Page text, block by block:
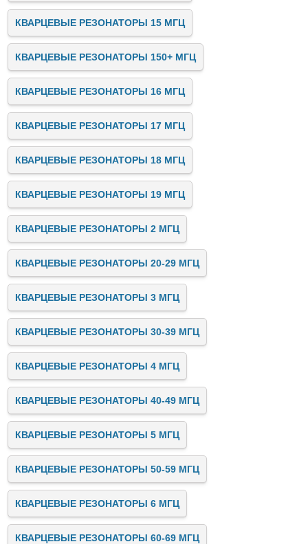
КВАРЦЕВЫЕ РЕЗОНАТОРЫ 15 МГЦ
КВАРЦЕВЫЕ РЕЗОНАТОРЫ 150+ МГЦ
КВАРЦЕВЫЕ РЕЗОНАТОРЫ 16 МГЦ
КВАРЦЕВЫЕ РЕЗОНАТОРЫ 17 МГЦ
КВАРЦЕВЫЕ РЕЗОНАТОРЫ 18 МГЦ
КВАРЦЕВЫЕ РЕЗОНАТОРЫ 19 МГЦ
КВАРЦЕВЫЕ РЕЗОНАТОРЫ 2 МГЦ
КВАРЦЕВЫЕ РЕЗОНАТОРЫ 20-29 МГЦ
КВАРЦЕВЫЕ РЕЗОНАТОРЫ 3 МГЦ
КВАРЦЕВЫЕ РЕЗОНАТОРЫ 30-39 МГЦ
КВАРЦЕВЫЕ РЕЗОНАТОРЫ 4 МГЦ
КВАРЦЕВЫЕ РЕЗОНАТОРЫ 40-49 МГЦ
КВАРЦЕВЫЕ РЕЗОНАТОРЫ 5 МГЦ
КВАРЦЕВЫЕ РЕЗОНАТОРЫ 50-59 МГЦ
КВАРЦЕВЫЕ РЕЗОНАТОРЫ 6 МГЦ
КВАРЦЕВЫЕ РЕЗОНАТОРЫ 60-69 МГЦ